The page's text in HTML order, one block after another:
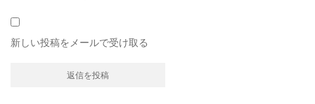
新しい投稿をメールで受け取る